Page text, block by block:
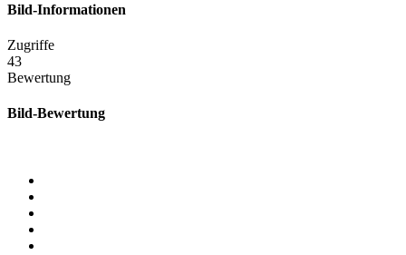
Bild-Informationen
Zugriffe
43
Bewertung
Bild-Bewertung